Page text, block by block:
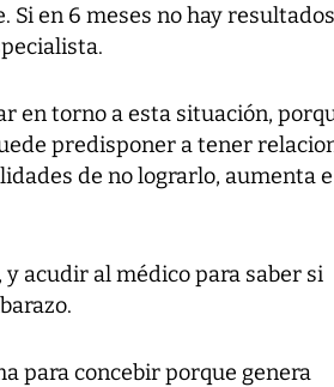
en 6 meses no hay
en torno a esta situación,
predisponer a tener
de no lograrlo, aumenta e
acudir al médico para saber si
para concebir porque genera